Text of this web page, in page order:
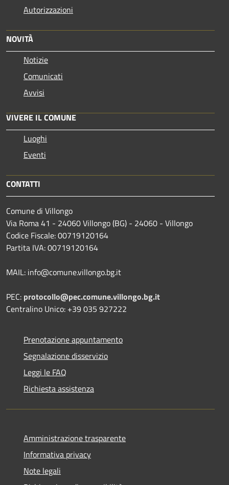
Autorizzazioni
NOVITÀ
Notizie
Comunicati
Avvisi
VIVERE IL COMUNE
Luoghi
Eventi
CONTATTI
Comune di Villongo
Via Roma 41 - 24060 Villongo (BG) - 24060 - Villongo
Codice Fiscale: 00719120164
Partita IVA: 00719120164
MAIL: info@comune.villongo.bg.it
PEC: protocollo@pec.comune.villongo.bg.it
Centralino Unico: +39 035 927222
Prenotazione appuntamento
Segnalazione disservizio
Leggi le FAQ
Richiesta assistenza
Amministrazione trasparente
Informativa privacy
Note legali